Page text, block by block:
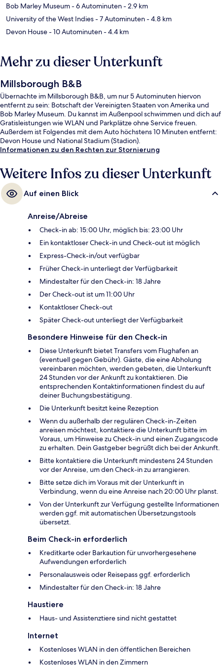
Bob Marley Museum- 6 Autominuten- 2.9 km
University of the West Indies- 7 Autominuten- 4.8 km
Devon House- 10 Autominuten- 4.4 km
Mehr zu dieser Unterkunft
Millsborough B&B
Übernachte im Millsborough B&B, um nur 5 Autominuten hiervon
entfernt zu sein: Botschaft der Vereinigten Staaten von Amerika und
Bob Marley Museum. Du kannst im Außenpool schwimmen und dich auf
Gratisleistungen wie WLAN und Parkplätze ohne Service freuen.
Außerdem ist Folgendes mit dem Auto höchstens 10 Minuten entfernt:
Devon House und National Stadium (Stadion).
Informationen zu den Rechten zur Stornierung
Weitere Infos zu dieser Unterkunft
Auf einen Blick
Anreise/Abreise
Check-in ab: 15:00 Uhr, möglich bis: 23:00 Uhr
Ein kontaktloser Check-in und Check-out ist möglich
Express-Check-in/out verfügbar
Früher Check-in unterliegt der Verfügbarkeit
Mindestalter für den Check-in: 18 Jahre
Der Check-out ist um 11:00 Uhr
Kontaktloser Check-out
Später Check-out unterliegt der Verfügbarkeit
Besondere Hinweise für den Check-in
Diese Unterkunft bietet Transfers vom Flughafen an
(eventuell gegen Gebühr). Gäste, die eine Abholung
vereinbaren möchten, werden gebeten, die Unterkunft
24 Stunden vor der Ankunft zu kontaktieren. Die
entsprechenden Kontaktinformationen findest du auf
deiner Buchungsbestätigung.
Die Unterkunft besitzt keine Rezeption
Wenn du außerhalb der regulären Check-in-Zeiten
anreisen möchtest, kontaktiere die Unterkunft bitte im
Voraus, um Hinweise zu Check-in und einen Zugangscode
zu erhalten. Dein Gastgeber begrüßt dich bei der Ankunft.
Bitte kontaktiere die Unterkunft mindestens 24 Stunden
vor der Anreise, um den Check-in zu arrangieren.
Bitte setze dich im Voraus mit der Unterkunft in
Verbindung, wenn du eine Anreise nach 20:00 Uhr planst.
Von der Unterkunft zur Verfügung gestellte Informationen
werden ggf. mit automatischen Übersetzungstools
übersetzt.
Beim Check-in erforderlich
Kreditkarte oder Barkaution für unvorhergesehene
Aufwendungen erforderlich
Personalausweis oder Reisepass ggf. erforderlich
Mindestalter für den Check-in: 18 Jahre
Haustiere
Haus- und Assistenztiere sind nicht gestattet
Internet
Kostenloses WLAN in den öffentlichen Bereichen
Kostenloses WLAN in den Zimmern